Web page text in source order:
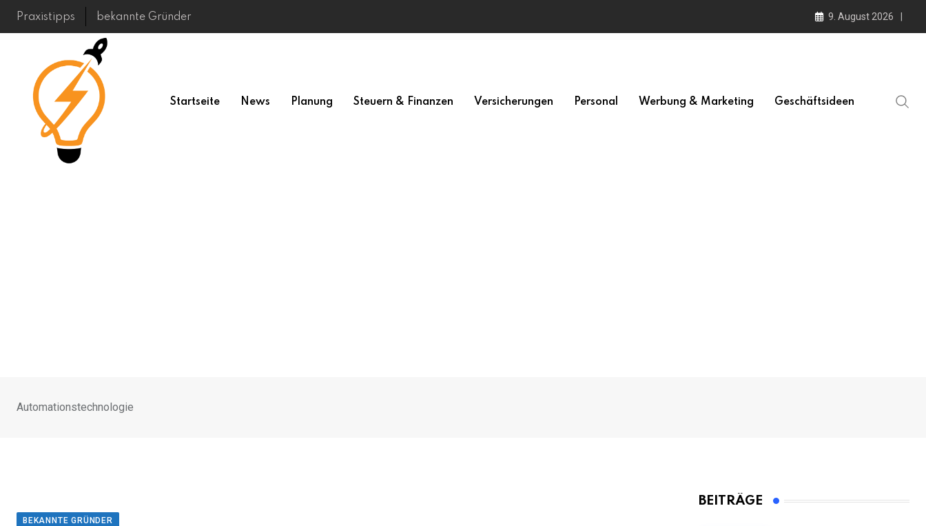
Skip
Praxistipps bekannte Gründer 9. August 2026
Startseite News Planung Steuern & Finanzen Versicherungen Personal Werbung & Marketing Geschäftsideen
Automationstechnologie
BEKANNTE GRÜNDER
BEITRÄGE